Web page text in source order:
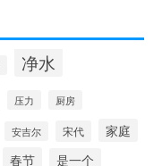
净水
压力 厨房
安吉尔 宋代
家庭
春节 是一个